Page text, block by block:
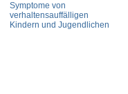
Symptome von
verhaltensauffälligen
Kindern und Jugendlichen